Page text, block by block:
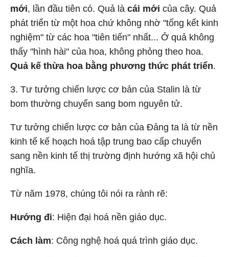
mới, lần đầu tiên có. Quả là cái mới của cây. Quả
phát triển từ một hoa chứ không nhờ "tổng kết kinh
nghiệm" từ các hoa "tiên tiến" nhất... Ở quả không
thấy "hình hài" của hoa, không phỏng theo hoa.
Quả kế thừa hoa bằng phương thức phát triển.
3. Tư tưởng chiến lược cơ bản của Stalin là từ
bom thường chuyển sang bom nguyên tử.
Tư tưởng chiến lược cơ bản của Đảng ta là từ nền
kinh tế kế hoạch hoá tập trung bao cấp chuyển
sang nền kinh tế thị trường định hướng xã hội chủ
nghĩa.
Từ năm 1978, chúng tôi nói ra rành rẽ:
Hướng đi: Hiện đại hoá nền giáo dục.
Cách làm: Công nghệ hoá quá trình giáo dục.